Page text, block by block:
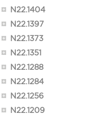
N22.1404
N22.1397
N22.1373
N22.1351
N22.1288
N22.1284
N22.1256
N22.1209